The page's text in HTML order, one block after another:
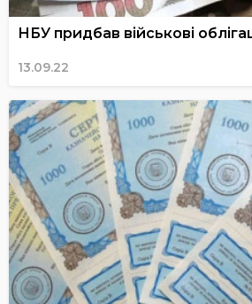
НБУ придбав військові
13.09.22